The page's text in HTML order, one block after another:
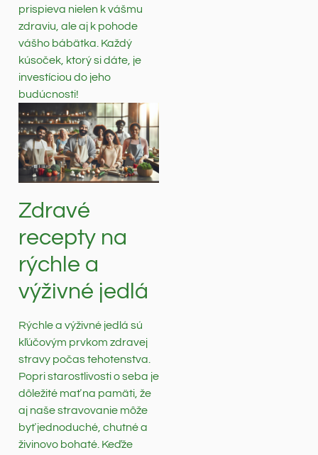
prispieva nielen k vášmu
zdraviu, ale aj k pohode
vášho bábätka. Každý
kúsoček, ktorý si dáte, je
investíciou do jeho
budúcnosti!
Zdravé
recepty na
rýchle a
výživné jedlá
Rýchle a výživné jedlá sú
kľúčovým prvkom zdravej
stravy počas tehotenstva.
Popri starostlivosti o seba je
dôležité mať na pamäti, že
aj naše stravovanie môže
byť jednoduché, chutné a
živinovo bohaté. Keďže